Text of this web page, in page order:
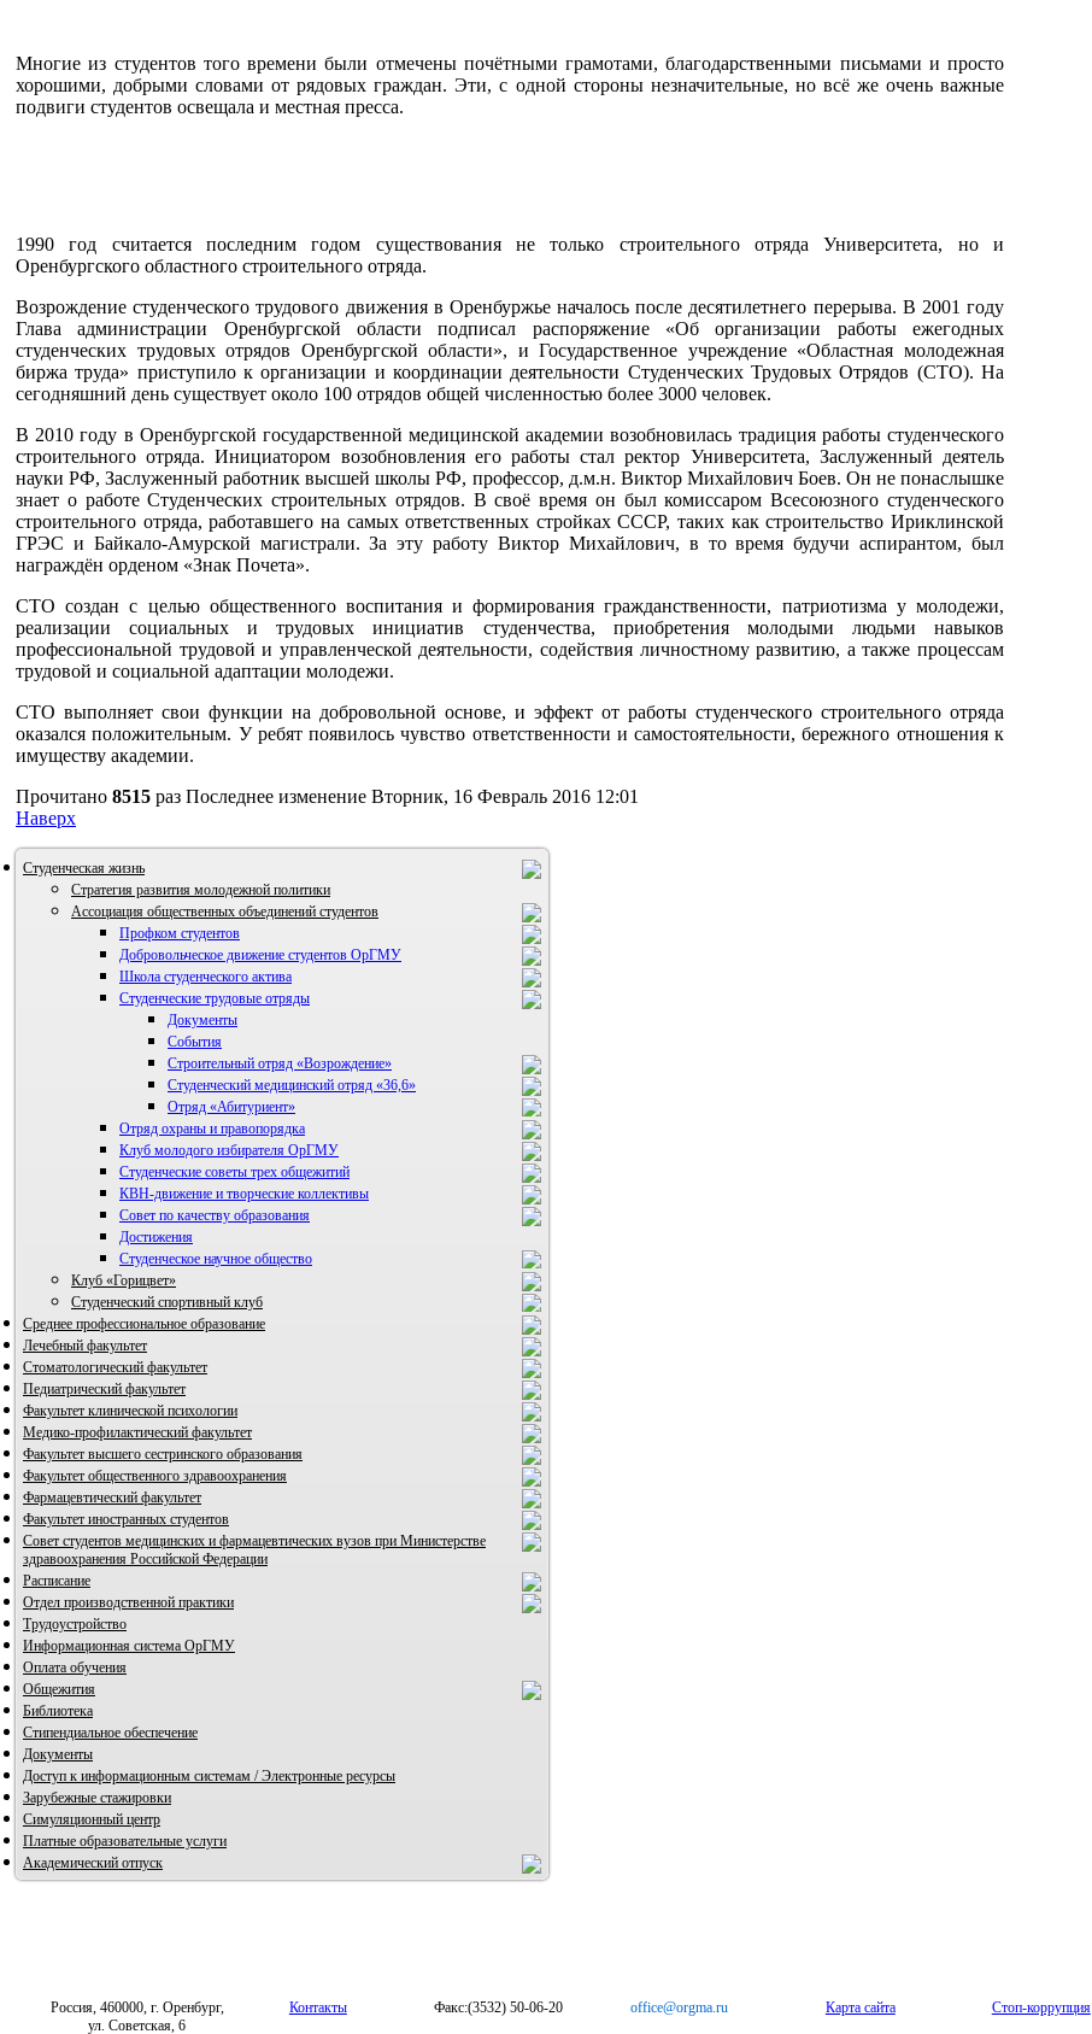
Многие из студентов того времени были отмечены почётными грамотами, благодарственными письмами и просто
хорошими, добрыми словами от рядовых граждан. Эти, с одной стороны незначительные, но всё же очень важные
подвиги студентов освещала и местная пресса.
1990 год считается последним годом существования не только строительного отряда Университета, но и
Оренбургского областного строительного отряда.
Возрождение студенческого трудового движения в Оренбуржье началось после десятилетнего перерыва. В 2001 году
Глава администрации Оренбургской области подписал распоряжение «Об организации работы ежегодных
студенческих трудовых отрядов Оренбургской области», и Государственное учреждение «Областная молодежная
биржа труда» приступило к организации и координации деятельности Студенческих Трудовых Отрядов (СТО). На
сегодняшний день существует около 100 отрядов общей численностью более 3000 человек.
В 2010 году в Оренбургской государственной медицинской академии возобновилась традиция работы студенческого
строительного отряда. Инициатором возобновления его работы стал ректор Университета, Заслуженный деятель
науки РФ, Заслуженный работник высшей школы РФ, профессор, д.м.н. Виктор Михайлович Боев. Он не понаслышке
знает о работе Студенческих строительных отрядов. В своё время он был комиссаром Всесоюзного студенческого
строительного отряда, работавшего на самых ответственных стройках СССР, таких как строительство Ириклинской
ГРЭС и Байкало-Амурской магистрали. За эту работу Виктор Михайлович, в то время будучи аспирантом, был
награждён орденом «Знак Почета».
СТО создан с целью общественного воспитания и формирования гражданственности, патриотизма у молодежи,
реализации социальных и трудовых инициатив студенчества, приобретения молодыми людьми навыков
профессиональной трудовой и управленческой деятельности, содействия личностному развитию, а также процессам
трудовой и социальной адаптации молодежи.
СТО выполняет свои функции на добровольной основе, и эффект от работы студенческого строительного отряда
оказался положительным. У ребят появилось чувство ответственности и самостоятельности, бережного отношения к
имуществу академии.
Прочитано 8515 раз Последнее изменение Вторник, 16 Февраль 2016 12:01
Наверх
Студенческая жизнь
Стратегия развития молодежной политики
Ассоциация общественных объединений студентов
Профком студентов
Добровольческое движение студентов ОрГМУ
Школа студенческого актива
Студенческие трудовые отряды
Документы
События
Строительный отряд «Возрождение»
Студенческий медицинский отряд «36,6»
Отряд «Абитуриент»
Отряд охраны и правопорядка
Клуб молодого избирателя ОрГМУ
Студенческие советы трех общежитий
КВН-движение и творческие коллективы
ВИА "Полигон"
Совет по качеству образования
Достижения
Студенческое научное общество
Клуб «Горицвет»
Студенческий спортивный клуб
Среднее профессиональное образование
Лечебный факультет
Стоматологический факультет
Педиатрический факультет
Факультет клинической психологии
Медико-профилактический факультет
Факультет высшего сестринского образования
Факультет общественного здравоохранения
Фармацевтический факультет
Факультет иностранных студентов
Совет студентов медицинских и фармацевтических вузов при Министерстве
здравоохранения Российской Федерации
Расписание
Отдел производственной практики
Трудоустройство
Информационная система ОрГМУ
Оплата обучения
Общежития
Библиотека
Стипендиальное обеспечение
Документы
Доступ к информационным системам / Электронные ресурсы
Зарубежные стажировки
Симуляционный центр
Платные образовательные услуги
Академический отпуск
Россия, 460000, г. Оренбург,
ул. Советская, 6
Контакты Факс:(3532) 50-06-20 office@orgma.ru Карта сайта Стоп-коррупция